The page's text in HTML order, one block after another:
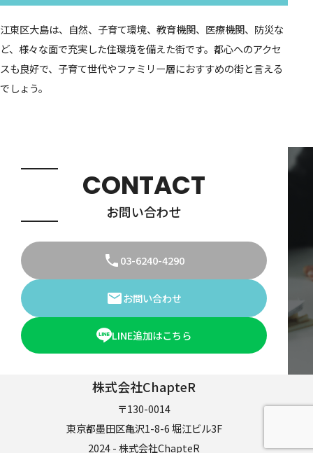
江東区大島は、自然、子育て環境、教育機関、医療機関、防災な
ど、様々な面で充実した住環境を備えた街です。都心へのアクセ
スも良好で、子育て世代やファミリー層におすすめの街と言える
でしょう。
CONTACT
お問い合わせ
03-6240-4290
お問い合わせ
LINE追加はこちら
株式会社ChapteR
〒130-0014
東京都墨田区亀沢1-8-6 堀江ビル3F
2024 - 株式会社ChapteR